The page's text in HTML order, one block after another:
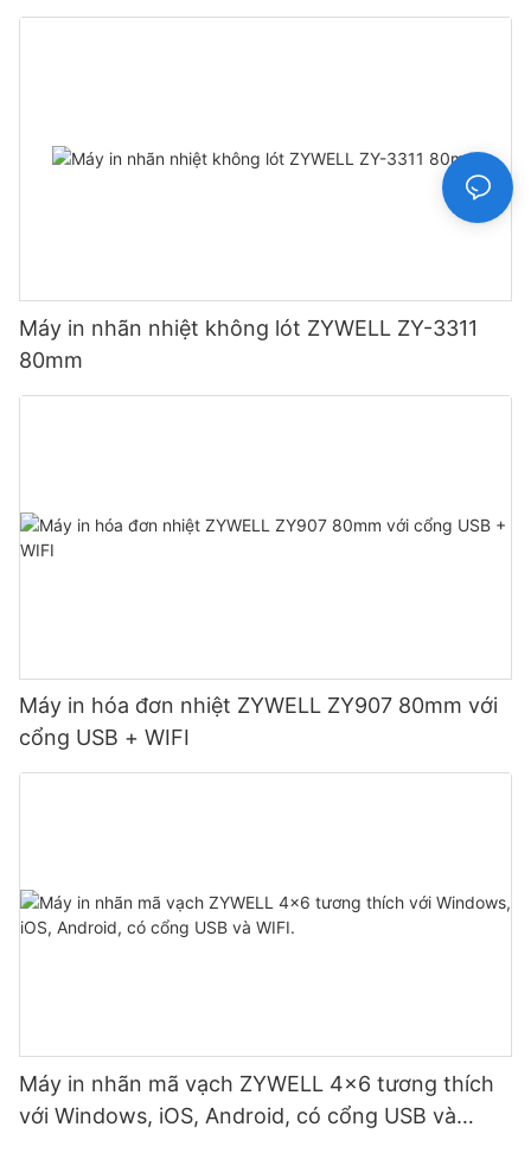
Màu đen
Máy in nhãn nhiệt không lót ZYWELL ZY-3311
80mm
Máy in hóa đơn nhiệt ZYWELL ZY907 80mm với
cổng USB + WIFI
Máy in nhãn mã vạch ZYWELL 4x6 tương thích
với Windows, iOS, Android, có cổng USB và